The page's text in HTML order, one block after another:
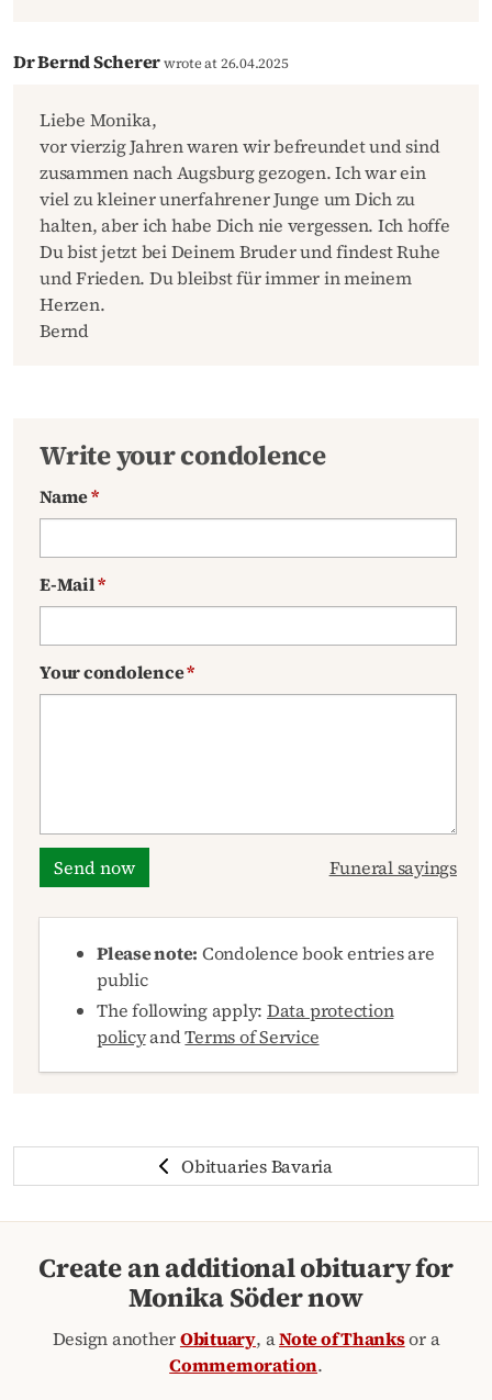
Dr Bernd Schererwrote at 26.04.2025
Liebe Monika,
vor vierzig Jahren waren wir befreundet und sind
zusammen nach Augsburg gezogen. Ich war ein
viel zu kleiner unerfahrener Junge um Dich zu
halten, aber ich habe Dich nie vergessen. Ich hoffe
Du bist jetzt bei Deinem Bruder und findest Ruhe
und Frieden. Du bleibst für immer in meinem
Herzen.
Bernd
Write your condolence
Name*
E-Mail*
Your condolence*
Send now Funeral sayings
Please note: Condolence book entries are
public
The following apply: Data protection
policyandTerms of Service
Obituaries Bavaria
Create an additional obituary for
Monika Söder now
Design anotherObituary, aNote of Thanksor a
Commemoration.